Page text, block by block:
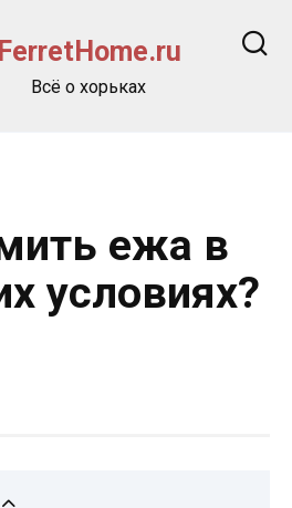
FerretHome.ru
Всё о хорьках
ежа в
условиях?